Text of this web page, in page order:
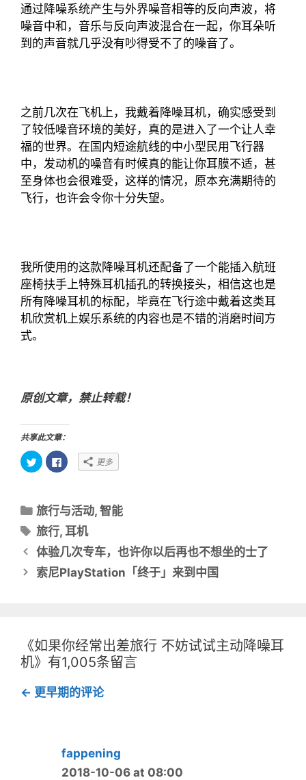
通过降噪系统产生与外界噪音相等的反向声波，将
噪音中和，音乐与反向声波混合在一起，你耳朵听
到的声音就几乎没有吵得受不了的噪音了。
之前几次在飞机上，我戴着降噪耳机，确实感受到
了较低噪音环境的美好，真的是进入了一个让人幸
福的世界。在国内短途航线的中小型民用飞行器
中，发动机的噪音有时候真的能让你耳膜不适，甚
至身体也会很难受，这样的情况，原本充满期待的
飞行，也许会令你十分失望。
我所使用的这款降噪耳机还配备了一个能插入航班
座椅扶手上特殊耳机插孔的转换接头，相信这也是
所有降噪耳机的标配，毕竟在飞行途中戴着这类耳
机欣赏机上娱乐系统的内容也是不错的消磨时间方
式。
原创文章，禁止转载！
共享此文章：
点
击
i
t
t
e
上
共
享
（
）
点
击
c
e
b
o
k
上
共
享
开
）
更多
分
类
目
录
旅行与活动,智能
标
签
旅行,耳机
文
章
体验几次专车，也许你以后再也不想坐的士了
索尼PlayStation「终于」来到中国
《如果你经常出差旅行 不妨试试主动降噪耳
机》有1,005条留言
评
← 更早期的评论
fappening
2018-10-06 at 08:00